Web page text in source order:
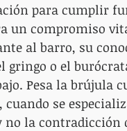
para cumplir
un compromiso
al barro, su
gringo o el
Pesa la brújula
cuando se
no la contradicción